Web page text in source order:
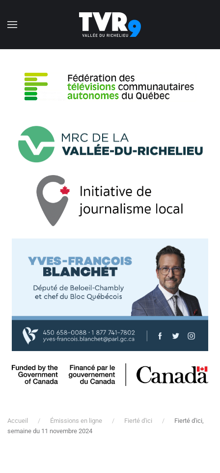
Accéder au contenu principal
Accueil Émissions en ligne Fierté d'ici
Fierté d'ici,
semaine du 11 novembre 2024